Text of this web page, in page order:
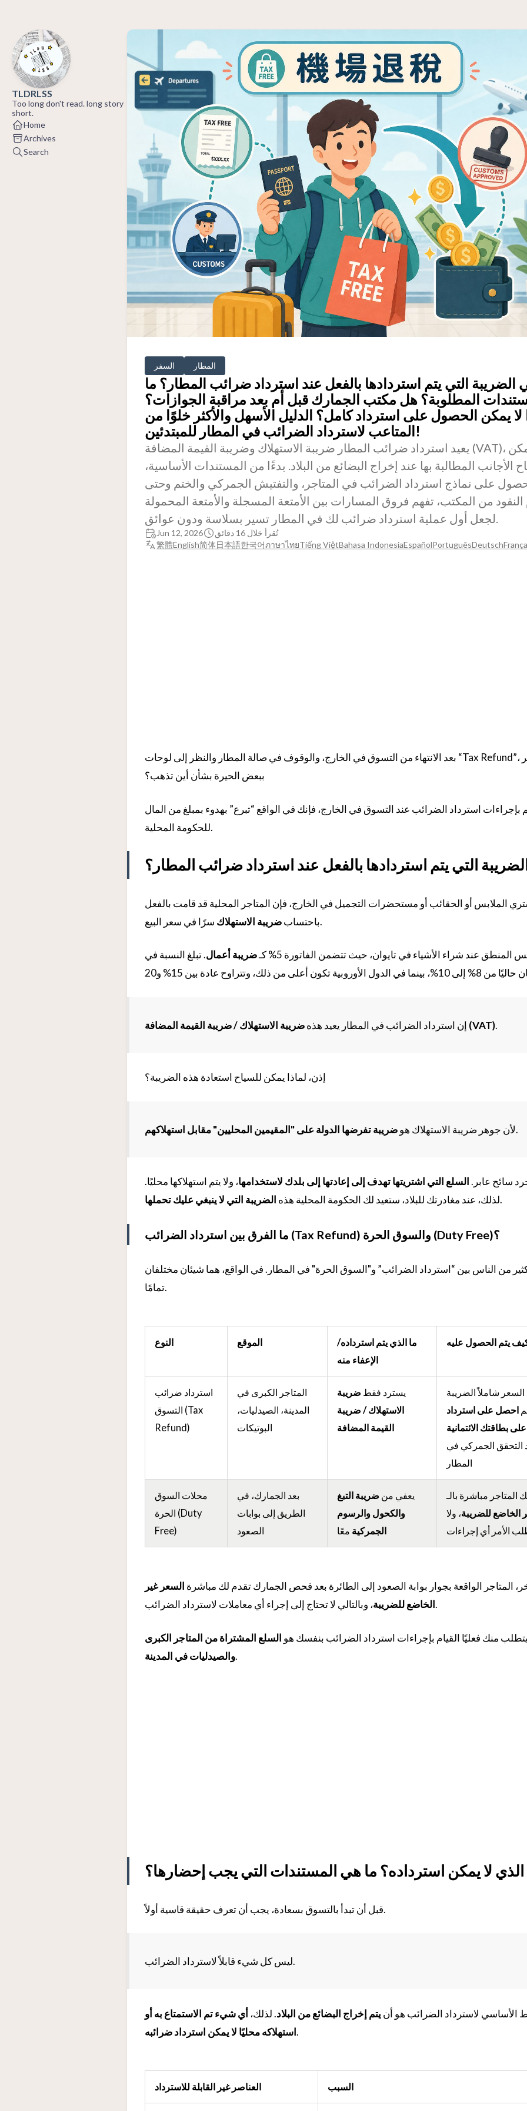
TLDRLSS
Too long don't read. long story
short.
Home
Archives
Search
السفر المطار
الضريبة التي يتم استردادها بالفعل عند استرداد ضرائب المطار؟ ما
المطلوبة؟ هل مكتب الجمارك قبل أم بعد مراقبة الجوازات؟
لا يمكن الحصول على استرداد كامل؟ الدليل الأسهل والأكثر خلوًا من
المتاعب لاسترداد الضرائب في المطار للمبتدئين!
يعيد استرداد ضرائب المطار ضريبة الاستهلاك وضريبة القيمة المضافة (VAT)، والتي يمكن
الأجانب المطالبة بها عند إخراج البضائع من البلاد. بدءًا من المستندات الأساسية،
على نماذج استرداد الضرائب في المتاجر، والتفتيش الجمركي والختم وحتى
النقود من المكتب، تفهم فروق المسارات بين الأمتعة المسجلة والأمتعة المحمولة
Jun 12, 2026
تُقرأ خلال 16 دقائق
繁體English简体日本語한국어ภาษาไทยTiếng ViệtBahasa IndonesiaEspañolPortuguêsDeutsch
بعد الانتهاء من التسوق في الخارج، والوقوف في صالة المطار والنظر إلى لوحات “Tax Refund”، هل تشعر
ببعض الحيرة بشأن أين تذهب؟
بإجراءات استرداد الضرائب عند التسوق في الخارج، فإنك في الواقع “تبرع” بهدوء بمبلغ من المال
للحكومة المحلية.
التي يتم استردادها بالفعل عند استرداد ضرائب المطار؟
الملابس أو الحقائب أو مستحضرات التجميل في الخارج، فإن المتاجر المحلية قد قامت بالفعل
باحتسابضريبة الاستهلاك سرًا في سعر البيع.
المنطق عند شراء الأشياء في تايوان، حيث تتضمن الفاتورة 5% كـ ضريبة أعمال. تبلغ النسبة في
إن استرداد الضرائب في المطار يعيد هذه ضريبة الاستهلاك / ضريبة القيمة المضافة (VAT).
إذن، لماذا يمكن للسياح استعادة هذه الضريبة؟
لأن جوهر ضريبة الاستهلاك هوضريبة تفرضها الدولة على "المقيمين المحليين" مقابل استهلاكهم .
سائح عابر.السلع التي اشتريتها تهدف إلى إعادتها إلى بلدك لاستخدامها، ولا يتم استهلاكها محليًا.
لذلك، عند مغادرتك للبلاد، ستعيد لك الحكومة المحلية هذه الضريبة التي لا ينبغي عليك تحملها .
ما الفرق بين استرداد الضرائب (Tax Refund) والسوق الحرة (Duty Free)؟
من الناس بين “استرداد الضرائب” و"السوق الحرة" في المطار. في الواقع، هما شيئان مختلفان
تمامًا.
النوع الموقع
ما الذي يتم استرداده/
الإعفاء منه
يتم الحصول عليه
استرداد ضرائب
التسوق (Tax
Refund)
المتاجر الكبرى في
المدينة، الصيدليات،
البوتيكات
يسترد فقط ضريبة
الاستهلاك / ضريبة
القيمة المضافة
السعر شاملاً الضريبة
احصل على استرداد
بطاقتك الائتمانية
التحقق الجمركي في
المطار
محلات السوق
الحرة (Duty
Free)
بعد الجمارك، في
الطريق إلى بوابات
الصعود
يعفي من ضريبة التبغ
والكحول والرسوم
الجمركية معًا
المتاجر مباشرة بالـ
الخاضع للضريبة، ولا
الأمر أي إجراءات
المتاجر الواقعة بجوار بوابة الصعود إلى الطائرة بعد فحص الجمارك تقدم لك مباشرة السعر غير
الخاضع للضريبة، وبالتالي لا تحتاج إلى إجراء أي معاملات لاسترداد الضرائب.
منك فعليًا القيام بإجراءات استرداد الضرائب بنفسك هو السلع المشتراة من المتاجر الكبرى
والصيدليات في المدينة.
الذي لا يمكن استرداده؟ ما هي المستندات التي يجب إحضارها؟
قبل أن تبدأ بالتسوق بسعادة، يجب أن تعرف حقيقة قاسية أولاً.
ليس كل شيء قابلاً لاسترداد الضرائب.
الأساسي لاسترداد الضرائب هو أن يتم إخراج البضائع من البلاد. لذلك،أي شيء تم الاستمتاع به أو
استهلاكه محليًا لا يمكن استرداد ضرائبه.
العناصر غير القابلة للاسترداد السبب